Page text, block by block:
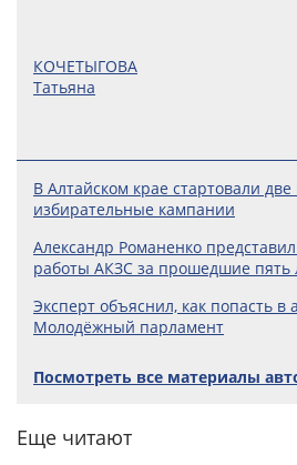
КОЧЕТЫГОВА
Татьяна
В Алтайском крае стартовали
избирательные кампании
Александр Романенко
работы АКЗС за прошедшие пять
Эксперт объяснил, как попасть в
Молодёжный парламент
Посмотреть все материалы
Еще читают